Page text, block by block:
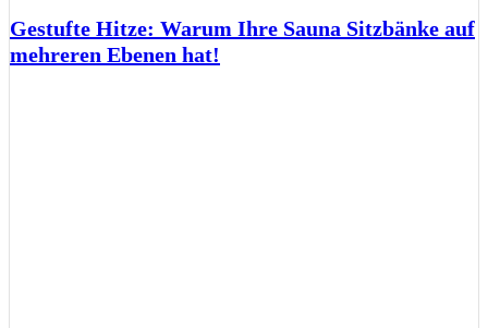
Gestufte Hitze: Warum Ihre Sauna Sitzbänke auf
mehreren Ebenen hat!